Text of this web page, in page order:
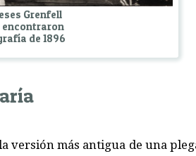
Grenfell
encontraron
de 1896
versión más antigua de una